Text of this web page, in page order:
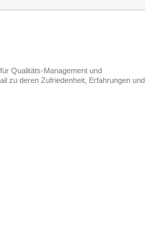
Qualitäts-Management und
zu deren Zufriedenheit, Erfahrungen und